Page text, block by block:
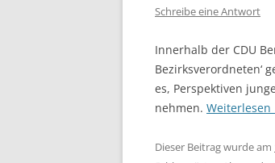
Schreibe eine Antwort
Innerhalb der CDU
Bezirksverordneten‘
es, Perspektiven
nehmen. Weiterlesen
Dieser Beitrag wurde am